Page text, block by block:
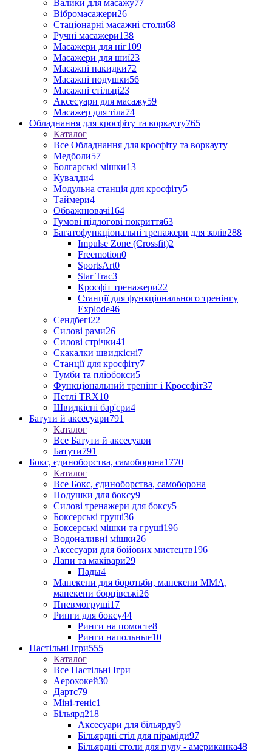
Валики для масажу77
Вібромасажери26
Стаціонарні масажні столи68
Ручні масажери138
Масажери для ніг109
Масажери для шиї23
Масажні накидки72
Масажні подушки56
Масажні стільці23
Аксесуари для масажу59
Масажер для тіла74
Обладнання для кросфіту та воркауту765
Каталог
Все Обладнання для кросфіту та воркауту
Медболи57
Болгарські мішки13
Кувалди4
Модульна станція для кросфіту5
Таймери4
Обважнювачі164
Гумові підлогові покриття63
Багатофункціональні тренажери для залів288
Impulse Zone (Crossfit)2
Freemotion0
SportsArt0
Star Trac3
Кросфіт тренажери22
Станції для функціонального тренінгу
Explode46
Сендбегі22
Силові рами26
Силові стрічки41
Скакалки швидкісні7
Станції для кросфіту7
Тумби та пліобокси5
Функціональний тренінг і Кроссфіт37
Петлі TRX10
Швидкісні бар'єри4
Батути й аксесуари791
Каталог
Все Батути й аксесуари
Батути791
Бокс, єдиноборства, самоборона1770
Каталог
Все Бокс, єдиноборства, самоборона
Подушки для боксу9
Силові тренажери для боксу5
Боксерські груші36
Боксерські мішки та груші196
Водоналивні мішки26
Аксесуари для бойових мистецтв196
Лапи та маківари29
Пады4
Манекени для боротьби, манекени ММА,
манекени борцівські26
Пневмогруші17
Ринги для боксу44
Ринги на помосте8
Ринги напольные10
Настільні Ігри555
Каталог
Все Настільні Ігри
Аерохокей30
Дартс79
Міні-теніс1
Більярд218
Аксесуари для більярду9
Більярдні стіл для піраміди97
Більярдні столи для пулу - американка48